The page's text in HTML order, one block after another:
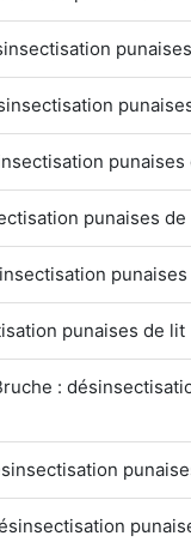
punaises
punaises
punaises de lit
: